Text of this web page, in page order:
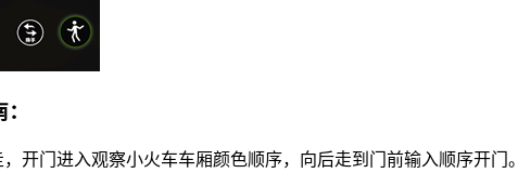
开门进入观察小火车车厢颜色顺序，向后走到门前输入顺序开门。